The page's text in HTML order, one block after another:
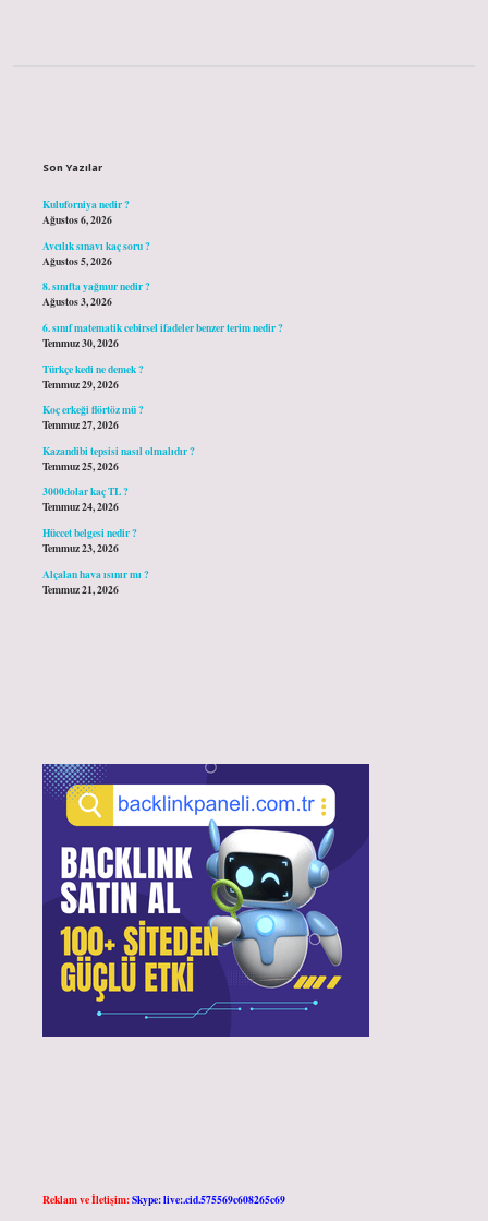
Son Yazılar
Kuluforniya nedir ?
Ağustos 6, 2026
Avcılık sınavı kaç soru ?
Ağustos 5, 2026
8. sınıfta yağmur nedir ?
Ağustos 3, 2026
6. sınıf matematik cebirsel ifadeler benzer terim nedir ?
Temmuz 30, 2026
Türkçe kedi ne demek ?
Temmuz 29, 2026
Koç erkeği flörtöz mü ?
Temmuz 27, 2026
Kazandibi tepsisi nasıl olmalıdır ?
Temmuz 25, 2026
3000dolar kaç TL ?
Temmuz 24, 2026
Hüccet belgesi nedir ?
Temmuz 23, 2026
Alçalan hava ısınır mı ?
Temmuz 21, 2026
Reklam ve İletişim:Skype: live:.cid.575569c608265c69